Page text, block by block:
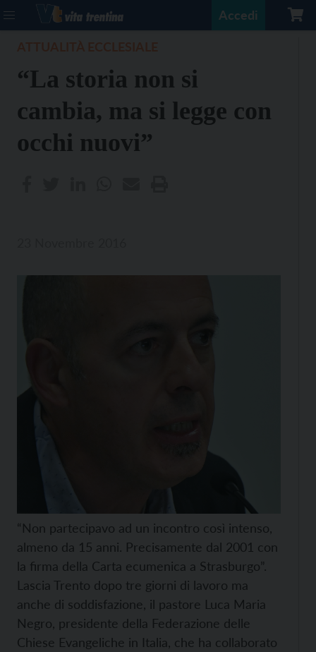
Accedi
“La storia non si
cambia, ma si legge con
occhi nuovi”
“Non partecipavo ad un incontro così intenso,
almeno da 15 anni. Precisamente dal 2001 con
la firma della Carta ecumenica a Strasburgo”.
Lascia Trento dopo tre giorni di lavoro ma
anche di soddisfazione, il pastore Luca Maria
Negro, presidente della Federazione delle
Chiese Evangeliche in Italia, che ha collaborato